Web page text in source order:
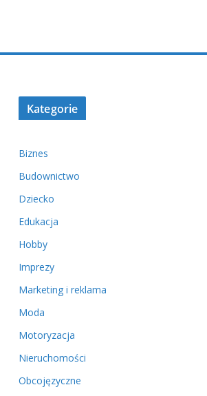
Kategorie
Biznes
Budownictwo
Dziecko
Edukacja
Hobby
Imprezy
Marketing i reklama
Moda
Motoryzacja
Nieruchomości
Obcojęzyczne